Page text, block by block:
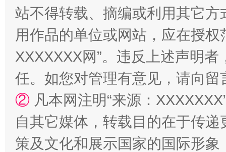
站不得转载、摘编或利用其它
用作品的单位或网站，应在授
XXXXXXX网”。违反上述声明
任。如您对管理有意见，请向
② 凡本网注明“来源：
自其它媒体，转载目的在于传
策及文化和展示国家的国际形